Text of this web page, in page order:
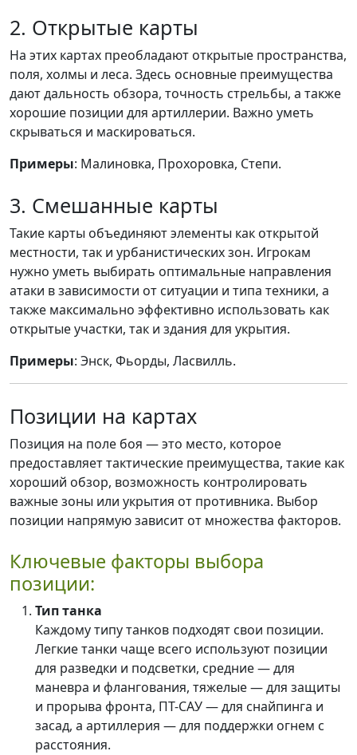
2. Открытые карты
На этих картах преобладают открытые пространства,
поля, холмы и леса. Здесь основные преимущества
дают дальность обзора, точность стрельбы, а также
хорошие позиции для артиллерии. Важно уметь
скрываться и маскироваться.
Примеры: Малиновка, Прохоровка, Степи.
3. Смешанные карты
Такие карты объединяют элементы как открытой
местности, так и урбанистических зон. Игрокам
нужно уметь выбирать оптимальные направления
атаки в зависимости от ситуации и типа техники, а
также максимально эффективно использовать как
открытые участки, так и здания для укрытия.
Примеры: Энск, Фьорды, Ласвилль.
Позиции на картах
Позиция на поле боя — это место, которое
предоставляет тактические преимущества, такие как
хороший обзор, возможность контролировать
важные зоны или укрытия от противника. Выбор
позиции напрямую зависит от множества факторов.
Ключевые факторы выбора
позиции:
Тип танка
Каждому типу танков подходят свои позиции.
Легкие танки чаще всего используют позиции
для разведки и подсветки, средние — для
маневра и флангования, тяжелые — для защиты
и прорыва фронта, ПТ-САУ — для снайпинга и
засад, а артиллерия — для поддержки огнем с
расстояния.